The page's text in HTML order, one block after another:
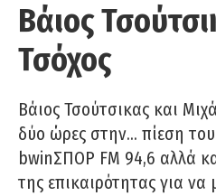
Βάιος
Τσόχος
Βάιος Τσούτσικας και
δύο ώρες στην… πίεση
bwinΣΠΟΡ FM 94,6 αλλά
της επικαιρότητας για να